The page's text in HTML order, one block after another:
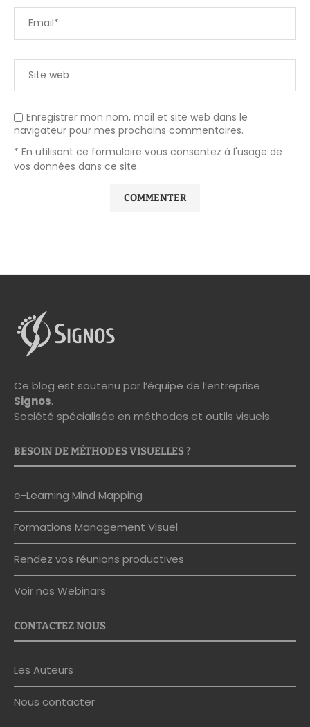
Enregistrer mon nom, mail et site web dans le
navigateur pour mes prochains commentaires.
* En utilisant ce formulaire vous consentez à l'usage de
vos données dans ce site.
Ce blog est soutenu par l’équipe de l’entreprise
Signos.
Société spécialisée en méthodes et outils visuels.
BESOIN DE MÉTHODES VISUELLES ?
e-Learning Mind Mapping
Formations Management Visuel
Rendez vos réunions productives
Voir nos Webinars
CONTACTEZ NOUS
Les Auteurs
Nous contacter